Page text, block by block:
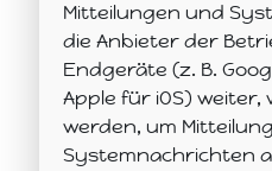
Mitteilungen und
die Anbieter der
Endgeräte (z. B.
Apple für iOS)
werden, um
Systemnachrichten